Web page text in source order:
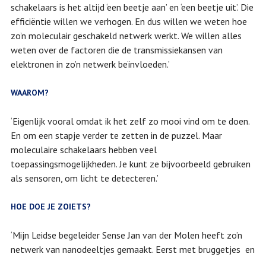
schakelaars is het altijd ‘een beetje aan’ en ‘een beetje uit’. Die
efficiëntie willen we verhogen. En dus willen we weten hoe
zo’n moleculair geschakeld netwerk werkt. We willen alles
weten over de factoren die de transmissiekansen van
elektronen in zo’n netwerk beïnvloeden.’
WAAROM?
‘Eigenlijk vooral omdat ik het zelf zo mooi vind om te doen.
En om een stapje verder te zetten in de puzzel. Maar
moleculaire schakelaars hebben veel
toepassingsmogelijkheden. Je kunt ze bijvoorbeeld gebruiken
als sensoren, om licht te detecteren.’
HOE DOE JE ZOIETS?
‘Mijn Leidse begeleider Sense Jan van der Molen heeft zo’n
netwerk van nanodeeltjes gemaakt. Eerst met bruggetjes en